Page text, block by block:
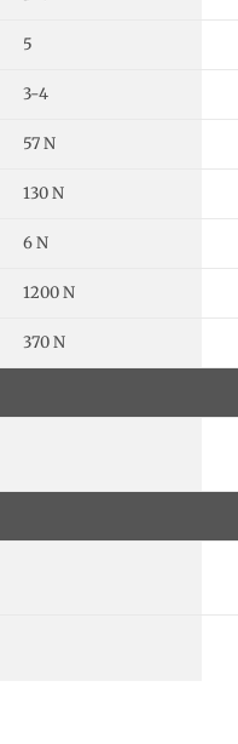
5
3-4
57 N
130 N
6 N
1200 N
370 N